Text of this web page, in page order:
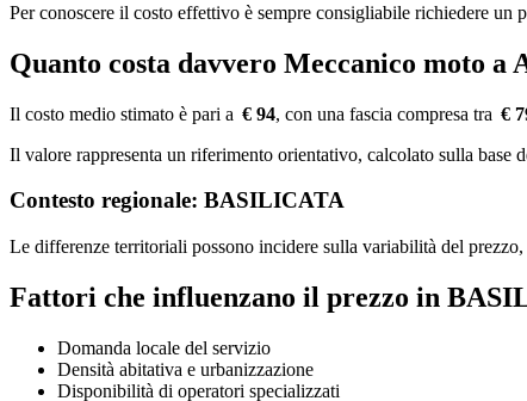
Per conoscere il costo effettivo è sempre consigliabile richiedere un
Quanto costa davvero Meccanico moto a
Il costo medio stimato è pari a € 94, con una fascia compresa tra €
Il valore rappresenta un riferimento orientativo, calcolato sulla
Contesto regionale: BASILICATA
Le differenze territoriali possono incidere sulla variabilità del
Fattori che influenzano il prezzo in
Domanda locale del servizio
Densità abitativa e urbanizzazione
Disponibilità di operatori specializzati